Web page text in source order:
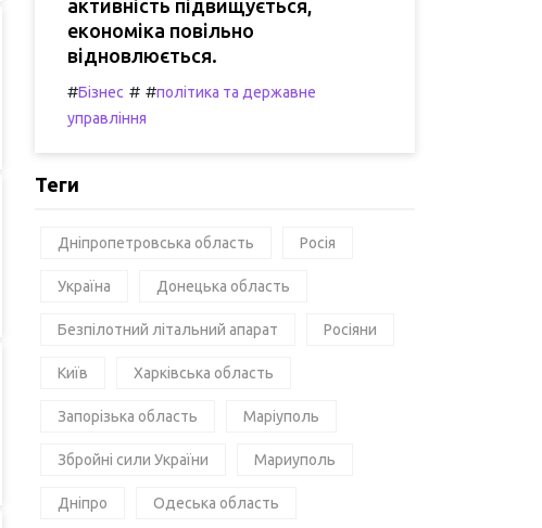
активність підвищується,
економіка повільно
відновлюється.
#Бізнес # #політика та державне
управління
Теги
Дніпропетровська область Росія
Україна Донецька область
Безпілотний літальний апарат Росіяни
Київ Харківська область
Запорізька область Маріуполь
Збройні сили України Мариуполь
Дніпро Одеська область